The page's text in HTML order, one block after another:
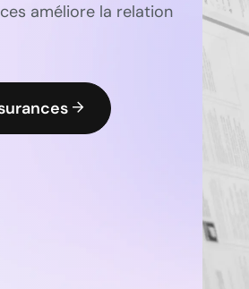
améliore la relation